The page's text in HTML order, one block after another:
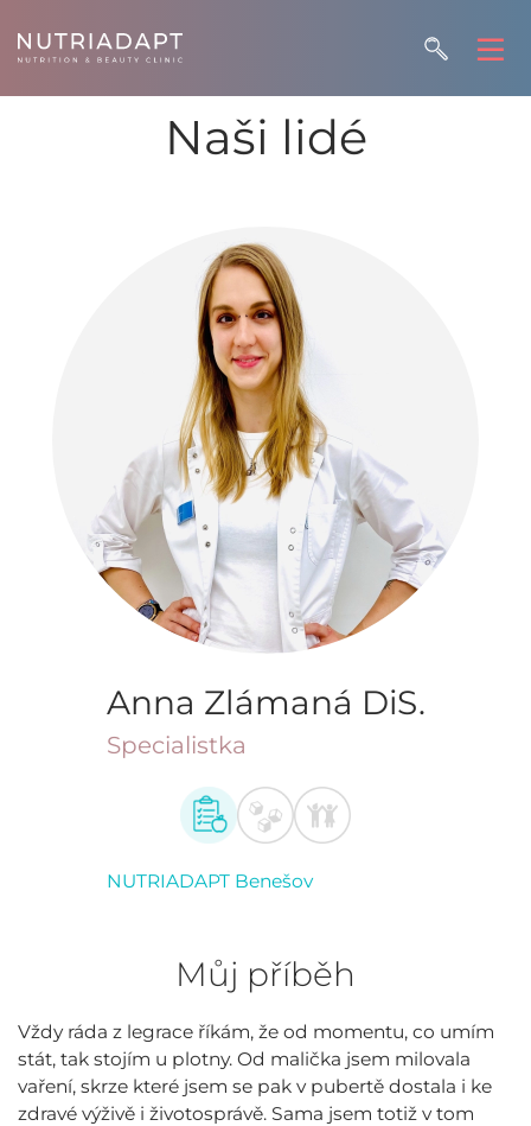
Naši lidé
Anna Zlámaná DiS.
Specialistka
NUTRIADAPT Benešov
Můj příběh
Vždy ráda z legrace říkám, že od momentu, co umím
stát, tak stojím u plotny. Od malička jsem milovala
vaření, skrze které jsem se pak v pubertě dostala i ke
zdravé výživě i životosprávě. Sama jsem totiž v tom